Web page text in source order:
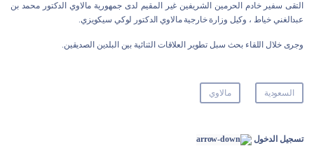
التقى سفير خادم الحرمين الشريفين غير المقيم لدى جمهورية مالاوي الدكتور محمد بن
عبدالغني خياط ، وكيل وزارة خارجية مالاوي الدكتور لوكي سيكويزي.
وجرى خلال اللقاء بحث سبل تطوير العلاقات الثنائية بين البلدين الصديقين.
السعودية مالاوي
تسجيل الدخول